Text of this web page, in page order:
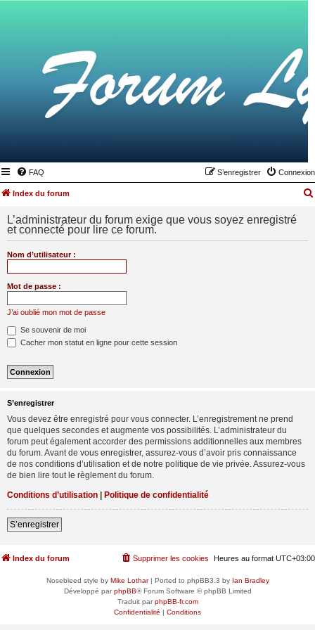
FAQ Connexion
S’enregistrer
Index du forum
L’administrateur du forum exige que vous soyez enregistré
et connecté pour lire ce forum.
Nom d’utilisateur :
Mot de passe :
J’ai oublié mon mot de passe
Se souvenir de moi
Cacher mon statut en ligne pour cette session
S’enregistrer
Vous devez être enregistré pour vous connecter. L’enregistrement ne prend
que quelques secondes et augmente vos possibilités. L’administrateur du
forum peut également accorder des permissions additionnelles aux membres
du forum. Avant de vous enregistrer, assurez-vous d’avoir pris connaissance
de nos conditions d’utilisation et de notre politique de vie privée. Assurez-vous
de bien lire tout le règlement du forum.
Conditions d’utilisation | Politique de confidentialité
S’enregistrer
Index du forum Heures au format UTC+03:00
Supprimer les cookies
Nosebleed style by Mike Lothar| Ported to phpBB3.3 by Ian Bradley
Développé parphpBB® Forum Software © phpBB Limited
Traduit parphpBB-fr.com
Confidentialité | Conditions